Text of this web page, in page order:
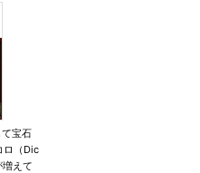
宝石
ロ（Dic
えて